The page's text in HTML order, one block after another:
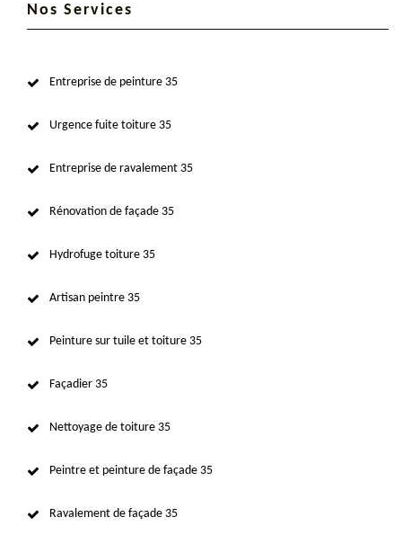
Nos Services
Entreprise de peinture 35
Urgence fuite toiture 35
Entreprise de ravalement 35
Rénovation de façade 35
Hydrofuge toiture 35
Artisan peintre 35
Peinture sur tuile et toiture 35
Façadier 35
Nettoyage de toiture 35
Peintre et peinture de façade 35
Ravalement de façade 35